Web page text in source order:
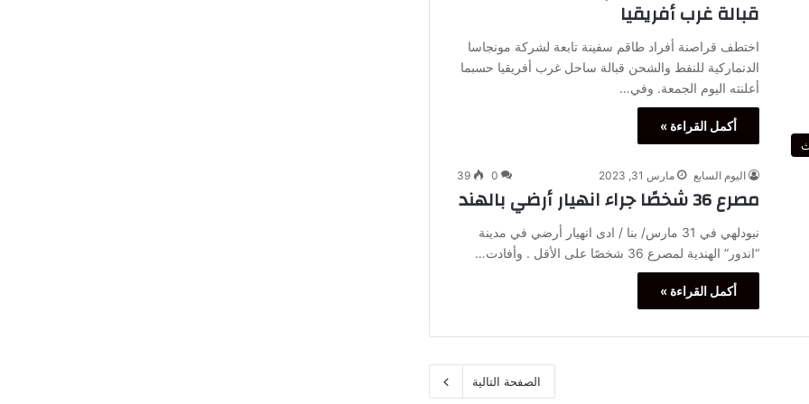
قبالة غرب أفريقيا
اختطف قراصنة أفراد طاقم سفينة تابعة لشركة مونجاسا
الدنماركية للنفط والشحن قبالة ساحل غرب أفريقيا حسبما
أعلنته اليوم الجمعة. وفي…
أكمل القراءة »
اليوم السابع مارس 31, 2023 0
39
مصرع 36 شخصًا جراء انهيار أرضي بالهند
نيودلهي في 31 مارس/ بنا / ادى انهيار أرضي في مدينة
“اندور” الهندية لمصرع 36 شخصًا على الأقل . وأفادت…
أكمل القراءة »
الصفحة التالية